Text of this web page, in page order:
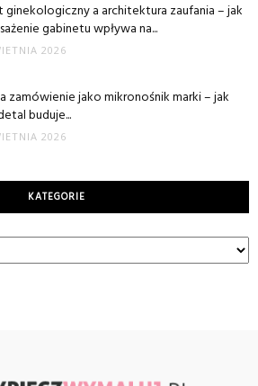
ginekologiczny a architektura zaufania – jak
gabinetu wpływa na...
2026
zamówienie jako mikronośnik marki – jak
buduje...
2026
KATEGORIE